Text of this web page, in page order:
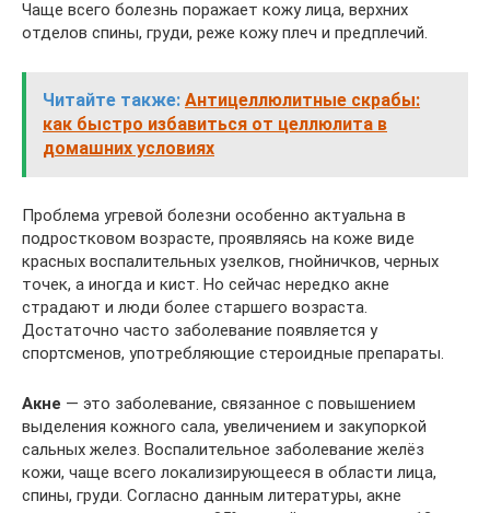
Чаще всего болезнь поражает кожу лица, верхних
отделов спины, груди, реже кожу плеч и предплечий.
Читайте также: Антицеллюлитные скрабы:
как быстро избавиться от целлюлита в
домашних условиях
Проблема угревой болезни особенно актуальна в
подростковом возрасте, проявляясь на коже виде
красных воспалительных узелков, гнойничков, черных
точек, а иногда и кист. Но сейчас нередко акне
страдают и люди более старшего возраста.
Достаточно часто заболевание появляется у
спортсменов, употребляющие стероидные препараты.
Акне — это заболевание, связанное с повышением
выделения кожного сала, увеличением и закупоркой
сальных желез. Воспалительное заболевание желёз
кожи, чаще всего локализирующееся в области лица,
спины, груди. Согласно данным литературы, акне